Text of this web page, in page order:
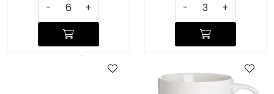
- + - +